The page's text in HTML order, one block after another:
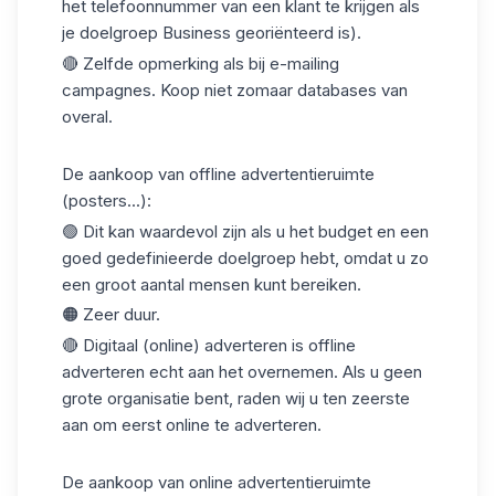
het telefoonnummer van een klant te krijgen als
je doelgroep Business georiënteerd is).
🔴 Zelfde opmerking als bij e-mailing
campagnes. Koop niet zomaar databases van
overal.
De aankoop van offline advertentieruimte
(posters...):
🟢 Dit kan waardevol zijn als u het budget en een
goed gedefinieerde doelgroep hebt, omdat u zo
een groot aantal mensen kunt bereiken.
🟠 Zeer duur.
🔴 Digitaal (online) adverteren is offline
adverteren echt aan het overnemen. Als u geen
grote organisatie bent, raden wij u ten zeerste
aan om eerst online te adverteren.
De aankoop van online advertentieruimte